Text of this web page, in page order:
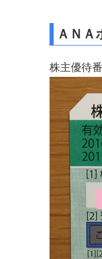
ＡＮＡ
株主優待